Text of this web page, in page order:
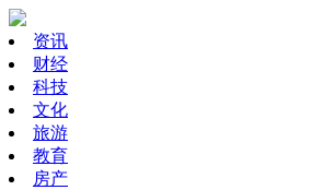
资讯
财经
科技
文化
旅游
教育
房产